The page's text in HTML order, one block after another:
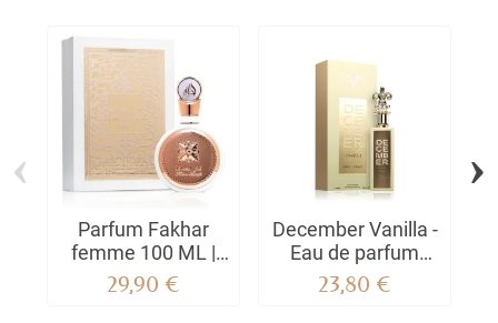
Parfum Fakhar
femme 100 ML |
l'authentique by
Lattafa
29,90 €
December Vanilla -
Eau de parfum
Vanille élégant &
sensuel| Paris
23,80 €
‹ ›